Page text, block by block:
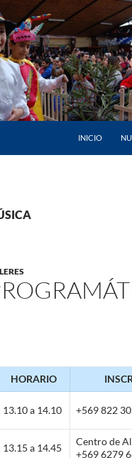
INICIO
HORARIO
13.10 a 14.10 +569 822
13.15 a 14.45
Centro de
+569 6279